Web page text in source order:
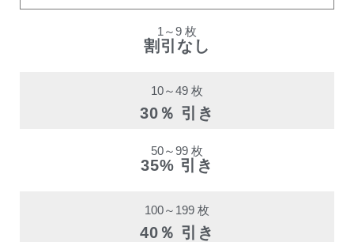
1～9 枚
割引なし
10～49 枚
30％ 引き
50～99 枚
35% 引き
100～199 枚
40％ 引き